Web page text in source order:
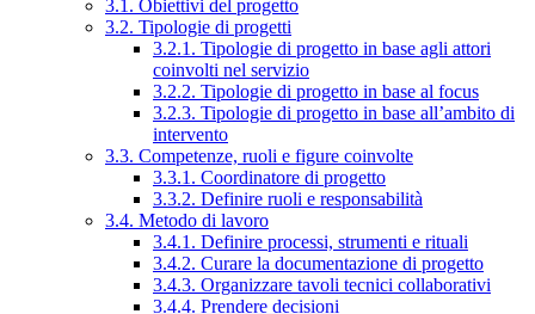
3.1. Obiettivi del progetto
3.2. Tipologie di progetti
3.2.1. Tipologie di progetto in base agli attori
coinvolti nel servizio
3.2.2. Tipologie di progetto in base al focus
3.2.3. Tipologie di progetto in base all’ambito di
intervento
3.3. Competenze, ruoli e figure coinvolte
3.3.1. Coordinatore di progetto
3.3.2. Definire ruoli e responsabilità
3.4. Metodo di lavoro
3.4.1. Definire processi, strumenti e rituali
3.4.2. Curare la documentazione di progetto
3.4.3. Organizzare tavoli tecnici collaborativi
3.4.4. Prendere decisioni